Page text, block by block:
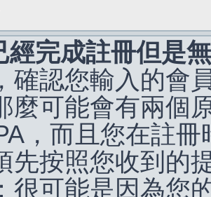
經完成註冊但是
確認您輸入的會
麼可能會有兩個
，而且您在註
先按照您收到的
很可能是因為您